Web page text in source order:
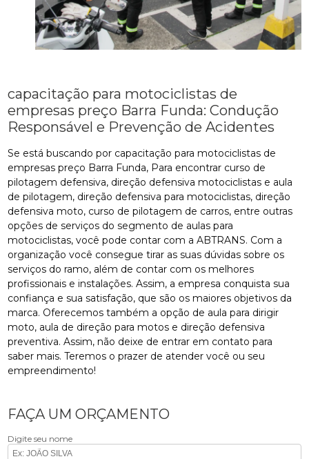
capacitação para motociclistas de
empresas preço Barra Funda: Condução
Responsável e Prevenção de Acidentes
Se está buscando por capacitação para motociclistas de
empresas preço Barra Funda, Para encontrar curso de
pilotagem defensiva, direção defensiva motociclistas e aula
de pilotagem, direção defensiva para motociclistas, direção
defensiva moto, curso de pilotagem de carros, entre outras
opções de serviços do segmento de aulas para
motociclistas, você pode contar com a ABTRANS. Com a
organização você consegue tirar as suas dúvidas sobre os
serviços do ramo, além de contar com os melhores
profissionais e instalações. Assim, a empresa conquista sua
confiança e sua satisfação, que são os maiores objetivos da
marca. Oferecemos também a opção de aula para dirigir
moto, aula de direção para motos e direção defensiva
preventiva. Assim, não deixe de entrar em contato para
saber mais. Teremos o prazer de atender você ou seu
empreendimento!
FAÇA UM ORÇAMENTO
Digite seu nome